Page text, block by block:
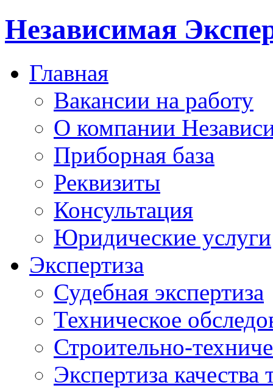
Независимая
Главная
Вакансии на работу
О компании
Приборная база
Реквизиты
Консультация
Юридические услуги
Экспертиза
Судебная экспертиза
Техническое
Строительно-
Экспертиза качества